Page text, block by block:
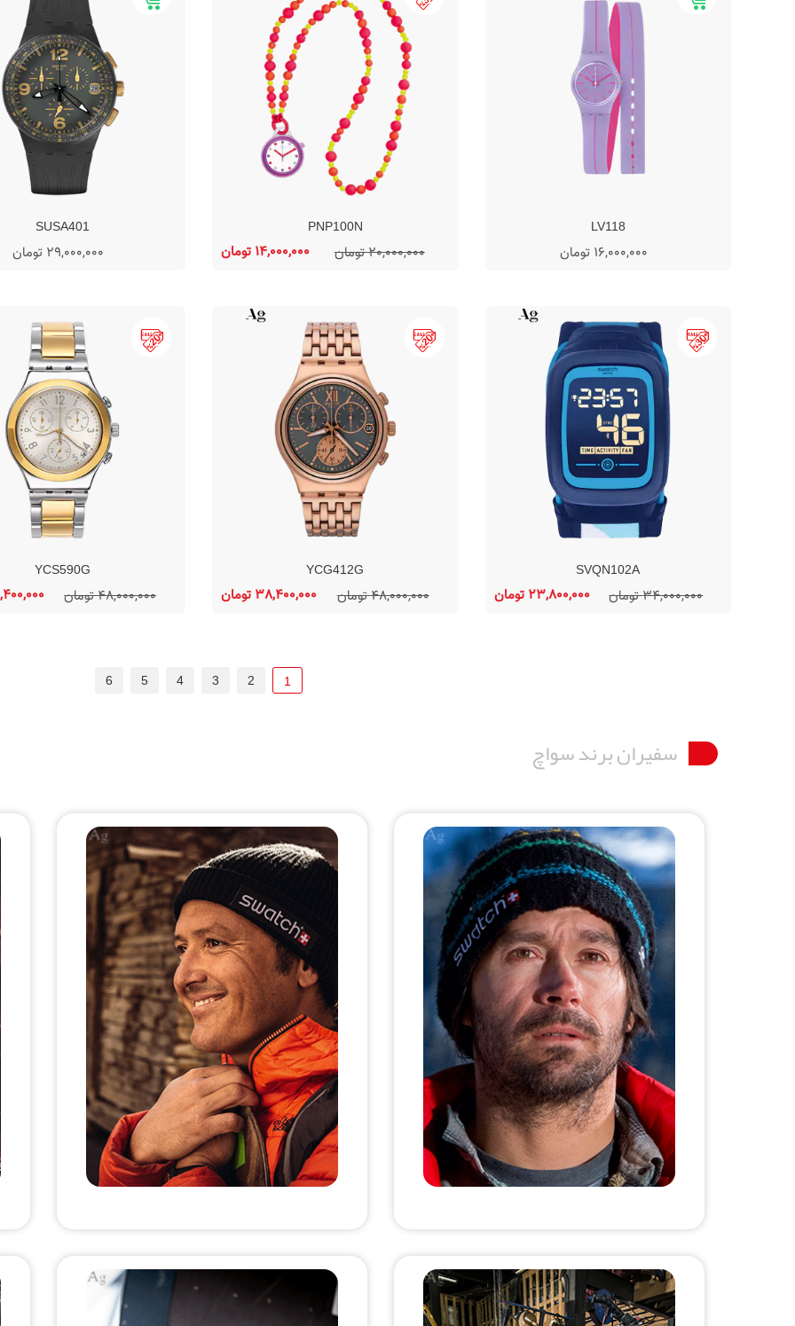
LV118
16,000,000 تومان
PNP100N
14,000,000 تومان 20,000,000 تومان
SUSA401
29,000,000 تومان
SVQN102A
23,800,000 تومان 34,000,000 تومان
YCG412G
38,400,000 تومان 48,000,000 تومان
YCS590G
38,400,000 48,000,000 تومان
1
2
3
4
5
6
سفیران برند سواچ